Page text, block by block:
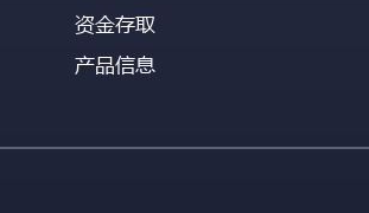
资金存取
产品信息